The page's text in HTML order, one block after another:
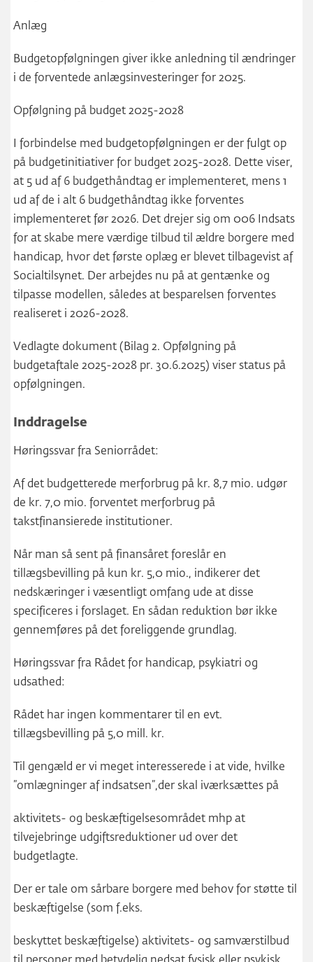
Anlæg
Budgetopfølgningen giver ikke anledning til ændringer
i de forventede anlægsinvesteringer for 2025.
Opfølgning på budget 2025-2028
I forbindelse med budgetopfølgningen er der fulgt op
på budgetinitiativer for budget 2025-2028. Dette viser,
at 5 ud af 6 budgethåndtag er implementeret, mens 1
ud af de i alt 6 budgethåndtag ikke forventes
implementeret før 2026. Det drejer sig om 006 Indsats
for at skabe mere værdige tilbud til ældre borgere med
handicap, hvor det første oplæg er blevet tilbagevist af
Socialtilsynet. Der arbejdes nu på at gentænke og
tilpasse modellen, således at besparelsen forventes
realiseret i 2026-2028.
Vedlagte dokument (Bilag 2. Opfølgning på
budgetaftale 2025-2028 pr. 30.6.2025) viser status på
opfølgningen.
Inddragelse
Høringssvar fra Seniorrådet:
Af det budgetterede merforbrug på kr. 8,7 mio. udgør
de kr. 7,0 mio. forventet merforbrug på
takstfinansierede institutioner.
Når man så sent på finansåret foreslår en
tillægsbevilling på kun kr. 5,0 mio., indikerer det
nedskæringer i væsentligt omfang ude at disse
specificeres i forslaget. En sådan reduktion bør ikke
gennemføres på det foreliggende grundlag.
Høringssvar fra Rådet for handicap, psykiatri og
udsathed:
Rådet har ingen kommentarer til en evt.
tillægsbevilling på 5,0 mill. kr.
Til gengæld er vi meget interesserede i at vide, hvilke
”omlægninger af indsatsen”,der skal iværksættes på
aktivitets- og beskæftigelsesområdet mhp at
tilvejebringe udgiftsreduktioner ud over det
budgetlagte.
Der er tale om sårbare borgere med behov for støtte til
beskæftigelse (som f.eks.
beskyttet beskæftigelse) aktivitets- og samværstilbud